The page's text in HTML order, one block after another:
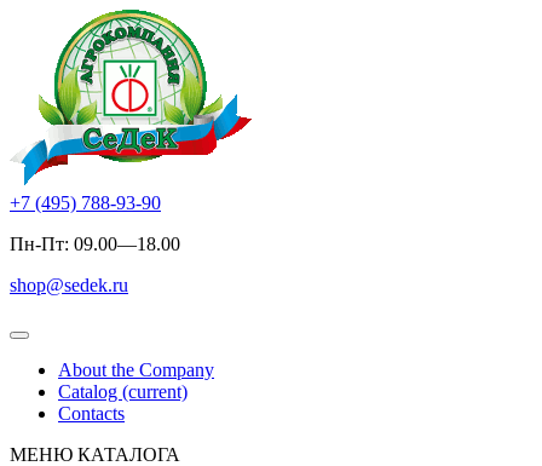
+7 (495) 788-93-90
Пн-Пт: 09.00—18.00
shop@sedek.ru
About the Company
Catalog (current)
Contacts
МЕНЮ КАТАЛОГА